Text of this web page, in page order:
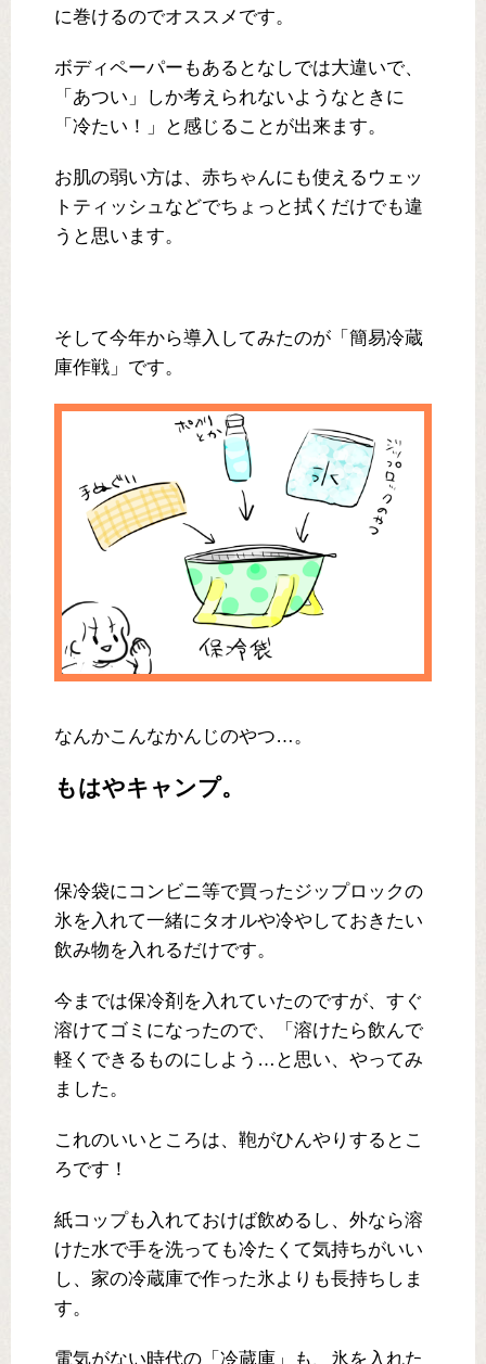
に巻けるのでオススメです。
ボディペーパーもあるとなしでは大違いで、
「あつい」しか考えられないようなときに
「冷たい！」と感じることが出来ます。
お肌の弱い方は、赤ちゃんにも使えるウェッ
トティッシュなどでちょっと拭くだけでも違
うと思います。
そして今年から導入してみたのが「簡易冷蔵
庫作戦」です。
なんかこんなかんじのやつ…。
もはやキャンプ。
保冷袋にコンビニ等で買ったジップロックの
氷を入れて一緒にタオルや冷やしておきたい
飲み物を入れるだけです。
今までは保冷剤を入れていたのですが、すぐ
溶けてゴミになったので、「溶けたら飲んで
軽くできるものにしよう…と思い、やってみ
ました。
これのいいところは、鞄がひんやりするとこ
ろです！
紙コップも入れておけば飲めるし、外なら溶
けた水で手を洗っても冷たくて気持ちがいい
し、家の冷蔵庫で作った氷よりも長持ちしま
す。
電気がない時代の「冷蔵庫」も、氷を入れた